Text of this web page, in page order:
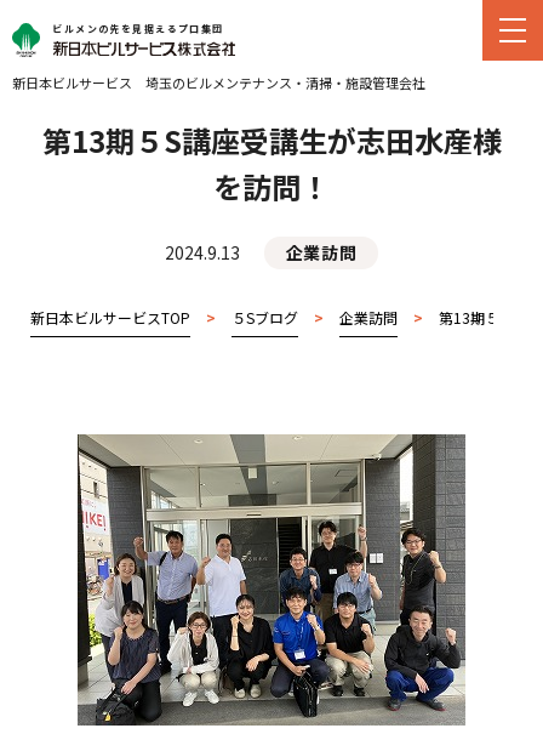
ビルメンの先を見据えるプロ集団
新日本ビルサービス 埼玉のビルメンテナンス・ 清掃・施設管理会社
第13期５S講座受講生が志田水産様
を訪問！
2024.9.13 企業訪問
新日本ビルサービスTOP > ５Sブログ > 企業訪問 > 第13期５S講座